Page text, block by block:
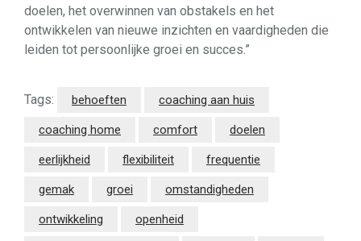
doelen, het overwinnen van obstakels en het
ontwikkelen van nieuwe inzichten en vaardigheden die
leiden tot persoonlijke groei en succes.”
Tags: behoeften coaching aan huis
coaching home comfort doelen
eerlijkheid flexibiliteit frequentie
gemak groei omstandigheden
ontwikkeling openheid